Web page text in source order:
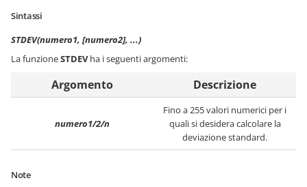
Sintassi
STDEV(numero1, [numero2], ...)
La funzioneSTDEVha i seguenti argomenti:
Argomento Descrizione
numero1/2/n
Fino a 255 valori numerici per i
quali si desidera calcolare la
deviazione standard.
Note